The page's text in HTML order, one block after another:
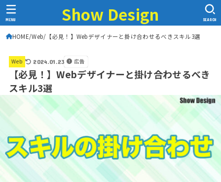
Show Design SEARCH
MENU
HOME Web 【必見！】Webデザイナーと掛け合わせるべきスキル3選
Web 2024.01.23 広告
【必見！】Webデザイナーと掛け合わせるべき
スキル3選